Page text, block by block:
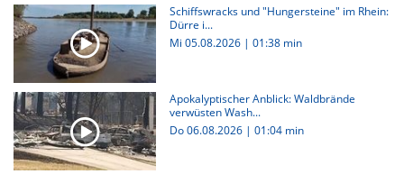
Schiffswracks und "Hungersteine" im Rhein:
Dürre i...
Mi 05.08.2026 | 01:38 min
Apokalyptischer Anblick: Waldbrände
verwüsten Wash...
Do 06.08.2026 | 01:04 min